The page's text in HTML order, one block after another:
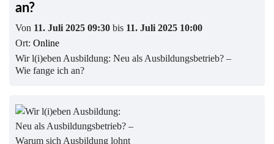
an?
Von 11. Juli 2025 09:30 bis 11. Juli 2025 10:00
Ort: Online
Wir l(i)eben Ausbildung: Neu als Ausbildungsbetrieb? –
Wie fange ich an?